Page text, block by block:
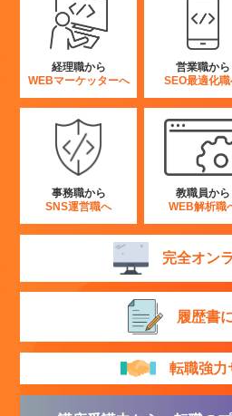
経理職から
WEBマーケッターへ
営業職から
SEO最適化
事務職から
SNS運営職へ
教職員から
WEB解析職
完全オン
履歴書
転職強力